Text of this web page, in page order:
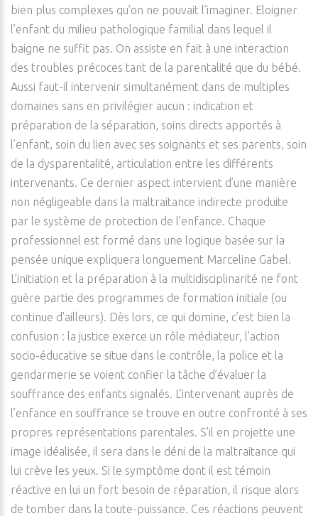
bien plus complexes qu’on ne pouvait l’imaginer. Eloigner
l’enfant du milieu pathologique familial dans lequel il
baigne ne suffit pas. On assiste en fait à une interaction
des troubles précoces tant de la parentalité que du bébé.
Aussi faut-il intervenir simultanément dans de multiples
domaines sans en privilégier aucun : indication et
préparation de la séparation, soins directs apportés à
l’enfant, soin du lien avec ses soignants et ses parents, soin
de la dysparentalité, articulation entre les différents
intervenants. Ce dernier aspect intervient d’une manière
non négligeable dans la maltraitance indirecte produite
par le système de protection de l’enfance. Chaque
professionnel est formé dans une logique basée sur la
pensée unique expliquera longuement Marceline Gabel.
L’initiation et la préparation à la multidisciplinarité ne font
guère partie des programmes de formation initiale (ou
continue d’ailleurs). Dès lors, ce qui domine, c’est bien la
confusion : la justice exerce un rôle médiateur, l’action
socio-éducative se situe dans le contrôle, la police et la
gendarmerie se voient confier la tâche d’évaluer la
souffrance des enfants signalés. L’intervenant auprès de
l’enfance en souffrance se trouve en outre confronté à ses
propres représentations parentales. S’il en projette une
image idéalisée, il sera dans le déni de la maltraitance qui
lui crève les yeux. Si le symptôme dont il est témoin
réactive en lui un fort besoin de réparation, il risque alors
de tomber dans la toute-puissance. Ces réactions peuvent